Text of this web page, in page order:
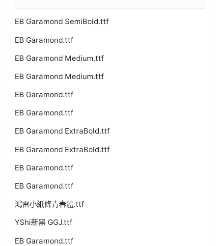
EB Garamond SemiBold.ttf
EB Garamond.ttf
EB Garamond Medium.ttf
EB Garamond Medium.ttf
EB Garamond.ttf
EB Garamond.ttf
EB Garamond ExtraBold.ttf
EB Garamond ExtraBold.ttf
EB Garamond.ttf
EB Garamond.ttf
鴻雷小紙條青春體.ttf
YShi新黑 GGJ.ttf
EB Garamond.ttf